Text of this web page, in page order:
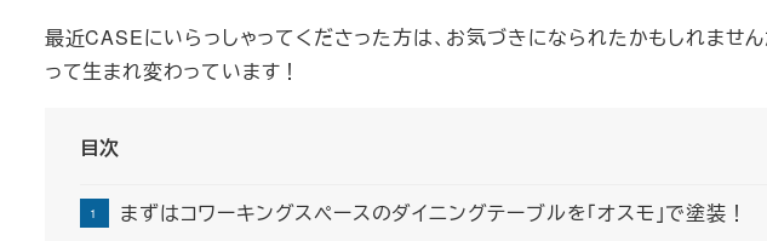
最近CASEにいらっしゃってくださった方は、お気づきになられたかもしれませ
って生まれ変わっています！
目次
まずはコワーキングスペースのダイニングテーブルを「オスモ」で塗装！